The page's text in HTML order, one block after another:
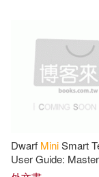
Dabbing
Gay
TOP
McGraw-
Galison
Dwarf MiniSmart
User Guide: Master
Astrophotography,